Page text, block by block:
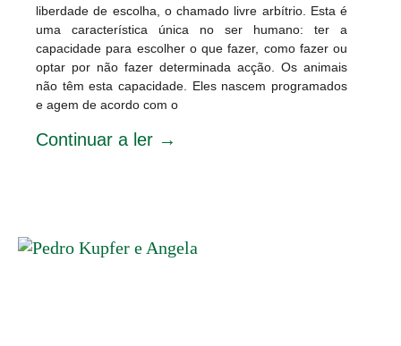
liberdade de escolha, o chamado livre arbítrio. Esta é
uma característica única no ser humano: ter a
capacidade para escolher o que fazer, como fazer ou
optar por não fazer determinada acção. Os animais
não têm esta capacidade. Eles nascem programados
e agem de acordo com o
Continuar a ler →